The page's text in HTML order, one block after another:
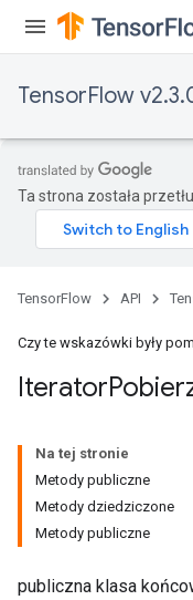
TensorFlow
Ta strona została
TensorFlow API
Czy te wskazówki były
Iterator
Na tej stronie
Metody publiczne
Metody dziedziczone
Metody publiczne
publiczna klasa